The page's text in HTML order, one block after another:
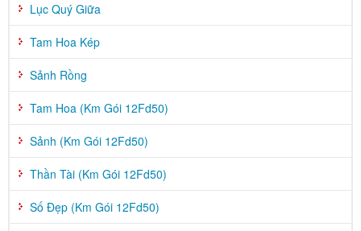
Lục Quý Giữa
Tam Hoa Kép
Sảnh Rồng
Tam Hoa (Km Gói 12Fd50)
Sảnh (Km Gói 12Fd50)
Thần Tài (Km Gói 12Fd50)
Số Đẹp (Km Gói 12Fd50)